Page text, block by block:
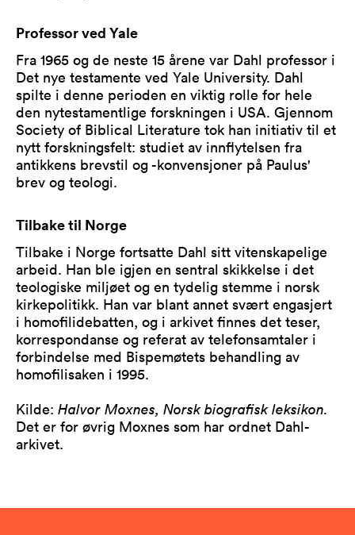
Professor ved Yale
Fra 1965 og de neste 15 årene var Dahl professor i
Det nye testamente ved Yale University. Dahl
spilte i denne perioden en viktig rolle for hele
den nytestamentlige forskningen i USA. Gjennom
Society of Biblical Literature tok han initiativ til et
nytt forskningsfelt: studiet av innflytelsen fra
antikkens brevstil og -konvensjoner på Paulus'
brev og teologi.
Tilbake til Norge
Tilbake i Norge fortsatte Dahl sitt vitenskapelige
arbeid. Han ble igjen en sentral skikkelse i det
teologiske miljøet og en tydelig stemme i norsk
kirkepolitikk. Han var blant annet svært engasjert
i homofilidebatten, og i arkivet finnes det teser,
korrespondanse og referat av telefonsamtaler i
forbindelse med Bispemøtets behandling av
homofilisaken i 1995.
Kilde: Halvor Moxnes, Norsk biografisk leksikon.
Det er for øvrig Moxnes som har ordnet Dahl-
arkivet.